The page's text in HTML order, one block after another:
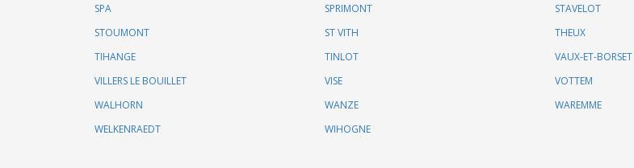
SPA
SPRIMONT STAVELOT
STOUMONT
ST VITH THEUX
TIHANGE
TINLOT VAUX-ET-BORSET
VILLERS LE BOUILLET
VISE VOTTEM
WALHORN
WANZE WAREMME
WELKENRAEDT
WIHOGNE